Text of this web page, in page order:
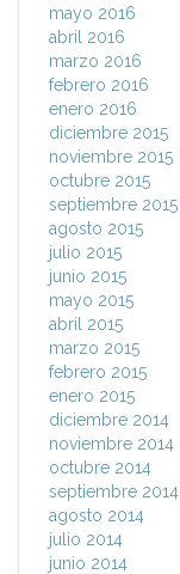
mayo 2016
abril 2016
marzo 2016
febrero 2016
enero 2016
diciembre 2015
noviembre 2015
octubre 2015
septiembre 2015
agosto 2015
julio 2015
junio 2015
mayo 2015
abril 2015
marzo 2015
febrero 2015
enero 2015
diciembre 2014
noviembre 2014
octubre 2014
septiembre 2014
agosto 2014
julio 2014
junio 2014